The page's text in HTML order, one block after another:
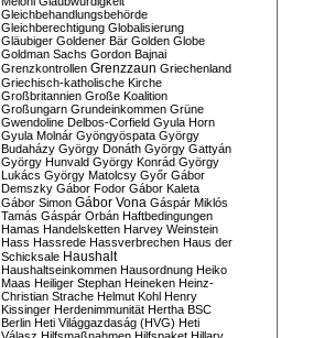
Gleichbehandlungsbehörde
Gleichberechtigung Globalisierung
Gläubiger Goldener Bär Golden Globe
Goldman Sachs Gordon Bajnai
Grenzkontrollen Grenzzaun Griechenland
Griechisch-katholische Kirche
Großbritannien Große Koalition
Großungarn Grundeinkommen Grüne
Gwendoline Delbos-Corfield Gyula Horn
Gyula Molnár Gyöngyöspata György
Budaházy György Donáth György Gattyán
György Hunvald György Konrád György
Lukács György Matolcsy Győr Gábor
Demszky Gábor Fodor Gábor Kaleta
Gábor Simon Gábor Vona Gáspár Miklós
Tamás Gáspár Orbán Haftbedingungen
Hamas Handelsketten Harvey Weinstein
Hass Hassrede Hassverbrechen Haus der
Schicksale Haushalt
Haushaltseinkommen Hausordnung Heiko
Maas Heiliger Stephan Heineken Heinz-
Christian Strache Helmut Kohl Henry
Kissinger Herdenimmunität Hertha BSC
Berlin Heti Világgazdaság (HVG) Heti